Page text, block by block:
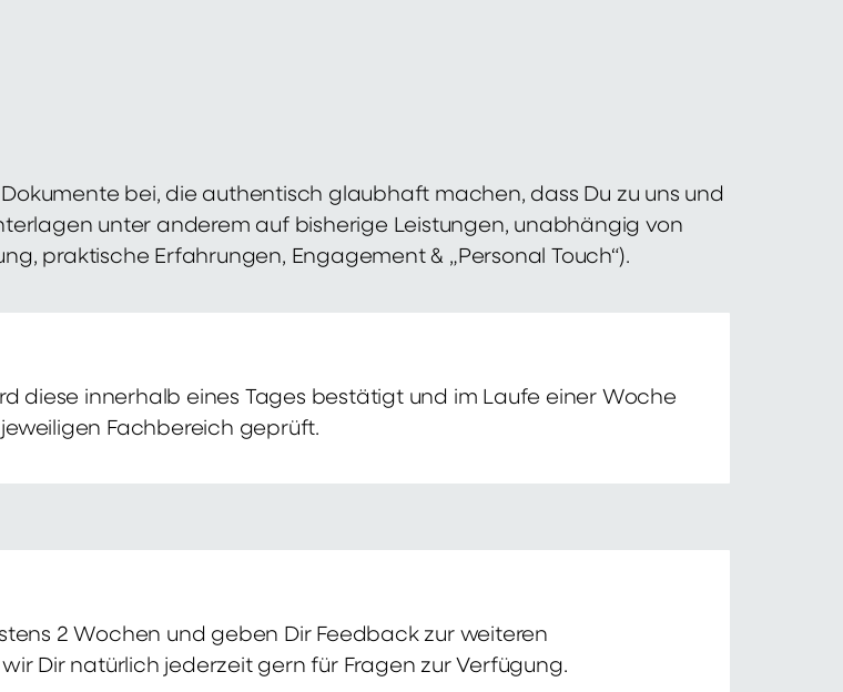
bei, die authentisch glaubhaft machen, dass Du zu uns und
unter anderem auf bisherige Leistungen, unabhängig von
praktische Erfahrungen, Engagement & „Personal Touch“).
diese innerhalb eines Tages bestätigt und im Laufe einer Woche
Fachbereich geprüft.
2 Wochen und geben Dir Feedback zur weiteren
Dir natürlich jederzeit gern für Fragen zur Verfügung.